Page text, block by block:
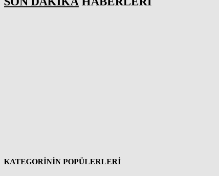
KATEGORİNİN POPÜLERLERİ